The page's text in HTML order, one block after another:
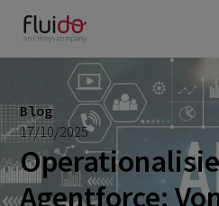
Blog
17/10/2025
Agentforce: